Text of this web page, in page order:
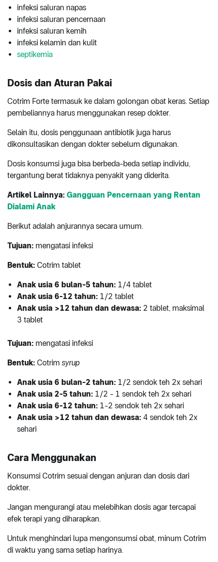
infeksi saluran napas
infeksi saluran pencernaan
infeksi saluran kemih
infeksi kelamin dan kulit
septikemia
Dosis dan Aturan Pakai
Cotrim Forte termasuk ke dalam golongan obat keras. Setiap
pembeliannya harus menggunakan resep dokter.
Selain itu, dosis penggunaan antibiotik juga harus
dikonsultasikan dengan dokter sebelum digunakan.
Dosis konsumsi juga bisa berbeda-beda setiap individu,
tergantung berat tidaknya penyakit yang diderita.
Artikel Lainnya: Gangguan Pencernaan yang Rentan
Dialami Anak
Berikut adalah anjurannya secara umum.
Tujuan: mengatasi infeksi
Bentuk: Cotrim tablet
Anak usia 6 bulan-5 tahun: 1/4 tablet
Anak usia 6-12 tahun: 1/2 tablet
Anak usia >12 tahun dan dewasa: 2 tablet, maksimal
3 tablet
Tujuan: mengatasi infeksi
Bentuk: Cotrim syrup
Anak usia 6 bulan-2 tahun: 1/2 sendok teh 2x sehari
Anak usia 2-5 tahun: 1/2 - 1 sendok teh 2x sehari
Anak usia 6-12 tahun: 1-2 sendok teh 2x sehari
Anak usia >12 tahun dan dewasa: 4 sendok teh 2x
sehari
Cara Menggunakan
Konsumsi Cotrim sesuai dengan anjuran dan dosis dari
dokter.
Jangan mengurangi atau melebihkan dosis agar tercapai
efek terapi yang diharapkan.
Untuk menghindari lupa mengonsumsi obat, minum Cotrim
di waktu yang sama setiap harinya.